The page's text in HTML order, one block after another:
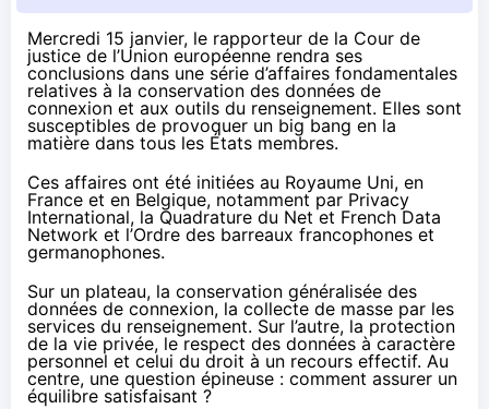
Mercredi 15 janvier, le rapporteur de la Cour de
justice de l’Union européenne rendra ses
conclusions dans une série d’affaires fondamentales
relatives à la conservation des données de
connexion et aux outils du renseignement. Elles sont
susceptibles de provoquer un big bang en la
matière dans tous les États membres.
Ces affaires ont été initiées au Royaume Uni, en
France et en Belgique, notamment par Privacy
International, la Quadrature du Net et French Data
Network et l’Ordre des barreaux francophones et
germanophones.
Sur un plateau, la conservation généralisée des
données de connexion, la collecte de masse par les
services du renseignement. Sur l’autre, la protection
de la vie privée, le respect des données à caractère
personnel et celui du droit à un recours effectif. Au
centre, une question épineuse : comment assurer un
équilibre satisfaisant ?